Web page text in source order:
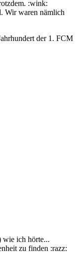
:wink:
Wir waren nämlich
der 1. FCM
ich hörte...
zu finden :razz: